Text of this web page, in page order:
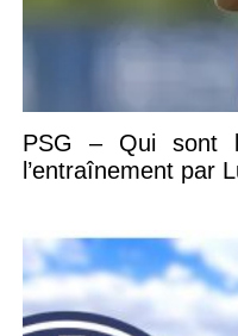
PSG – Qui sont
l’entraînement par